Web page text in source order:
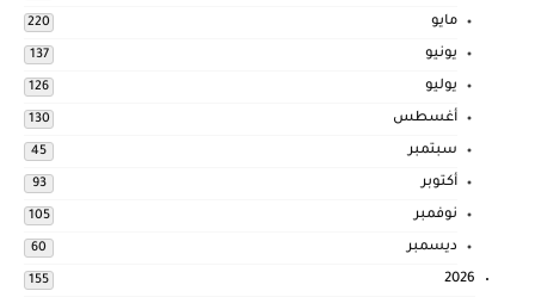
مايو 220
يونيو 137
يوليو 126
أغسطس 130
سبتمبر 45
أكتوبر 93
نوفمبر 105
ديسمبر 60
2026
155